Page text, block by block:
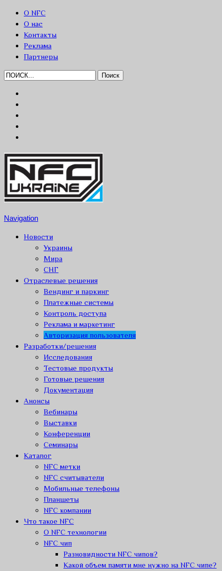
О NFC
О нас
Контакты
Реклама
Партнеры
Navigation
Новости
Украины
Мира
СНГ
Отраслевые решения
Вендинг и паркинг
Платежные системы
Контроль доступа
Реклама и маркетинг
Авторизация пользователя
Разработки/решения
Исследования
Тестовые продукты
Готовые решения
Документация
Анонсы
Вебинары
Выставки
Конференции
Семинары
Каталог
NFC метки
NFC считыватели
Мобильные телефоны
Планшеты
NFC компании
Что такое NFC
О NFC технологии
NFC чип
Разновидности NFC чипов?
Какой объем памяти мне нужно на NFC чипе?